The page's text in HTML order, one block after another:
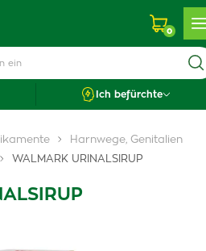
0
Ich befürchte
Harnwege, Genitalien
WALMARK URINALSIRUP